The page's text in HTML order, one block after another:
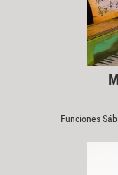
Funciones